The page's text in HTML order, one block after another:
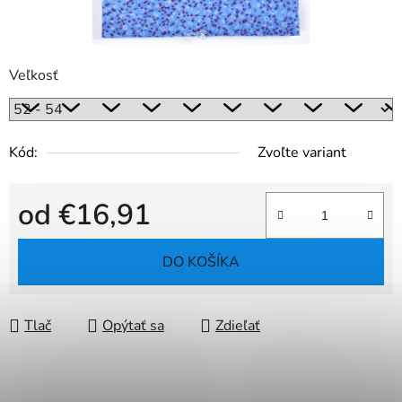
Veľkosť
Kód: Zvoľte variant
od €16,91
Jednotková cena:
DO KOŠÍKA
Tlač Opýtať sa Zdieľať